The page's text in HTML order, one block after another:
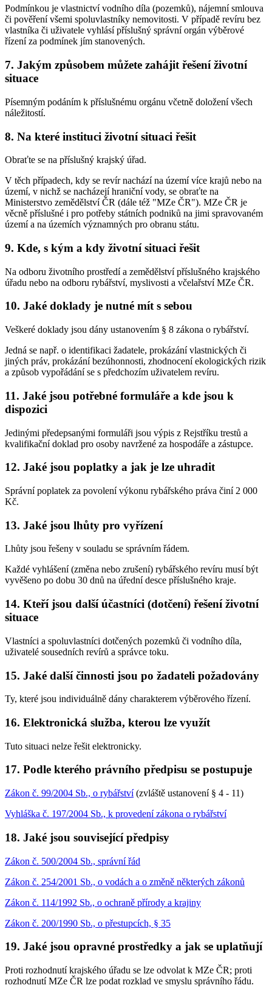
Podmínkou je vlastnictví vodního díla (pozemků), nájemní smlouva
či pověření všemi spoluvlastníky nemovitosti. V případě revíru bez
vlastníka či uživatele vyhlásí příslušný správní orgán výběrové
řízení za podmínek jím stanovených.
7. Jakým způsobem můžete zahájit řešení životní
situace
Písemným podáním k příslušnému orgánu včetně doložení všech
náležitostí.
8. Na které instituci životní situaci řešit
Obraťte se na příslušný krajský úřad.
V těch případech, kdy se revír nachází na území více krajů nebo na
území, v nichž se nacházejí hraniční vody, se obraťte na
Ministerstvo zemědělství ČR (dále též "MZe ČR"). MZe ČR je
věcně příslušné i pro potřeby státních podniků na jimi spravovaném
území a na územích významných pro obranu státu.
9. Kde, s kým a kdy životní situaci řešit
Na odboru životního prostředí a zemědělství příslušného krajského
úřadu nebo na odboru rybářství, myslivosti a včelařství MZe ČR.
10. Jaké doklady je nutné mít s sebou
Veškeré doklady jsou dány ustanovením § 8 zákona o rybářství.
Jedná se např. o identifikaci žadatele, prokázání vlastnických či
jiných práv, prokázání bezúhonnosti, zhodnocení ekologických rizik
a způsob vypořádání se s předchozím uživatelem revíru.
11. Jaké jsou potřebné formuláře a kde jsou k
dispozici
Jedinými předepsanými formuláři jsou výpis z Rejstříku trestů a
kvalifikační doklad pro osoby navržené za hospodáře a zástupce.
12. Jaké jsou poplatky a jak je lze uhradit
Správní poplatek za povolení výkonu rybářského práva činí 2 000
Kč.
13. Jaké jsou lhůty pro vyřízení
Lhůty jsou řešeny v souladu se správním řádem.
Každé vyhlášení (změna nebo zrušení) rybářského revíru musí být
vyvěšeno po dobu 30 dnů na úřední desce příslušného kraje.
14. Kteří jsou další účastníci (dotčení) řešení životní
situace
Vlastníci a spoluvlastníci dotčených pozemků či vodního díla,
uživatelé sousedních revírů a správce toku.
15. Jaké další činnosti jsou po žadateli požadovány
Ty, které jsou individuálně dány charakterem výběrového řízení.
16. Elektronická služba, kterou lze využít
Tuto situaci nelze řešit elektronicky.
17. Podle kterého právního předpisu se postupuje
Zákon č. 99/2004 Sb., o rybářství(zvláště ustanovení § 4 - 11)
Vyhláška č. 197/2004 Sb., k provedení zákona o rybářství
18. Jaké jsou související předpisy
Zákon č. 500/2004 Sb., správní řád
Zákon č. 254/2001 Sb., o vodách a o změně některých zákonů
Zákon č. 114/1992 Sb., o ochraně přírody a krajiny
Zákon č. 200/1990 Sb., o přestupcích, § 35
19. Jaké jsou opravné prostředky a jak se uplatňují
Proti rozhodnutí krajského úřadu se lze odvolat k MZe ČR; proti
rozhodnutí MZe ČR lze podat rozklad ve smyslu správního řádu.